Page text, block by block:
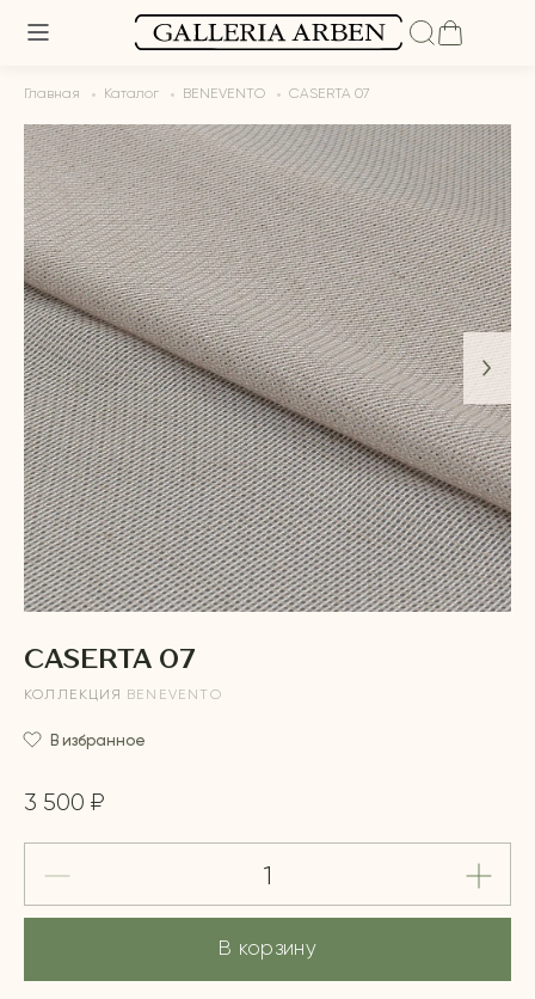
Главная Каталог BENEVENTO CASERTA 07
CASERTA 07
КОЛЛЕКЦИЯ BENEVENTO
В избранное
3 500 ₽
В корзину